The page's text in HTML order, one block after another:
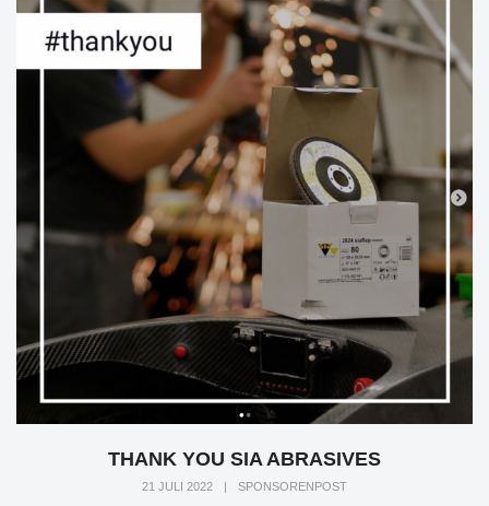
THANK YOU SIA ABRASIVES
21 JULI 2022 | SPONSORENPOST